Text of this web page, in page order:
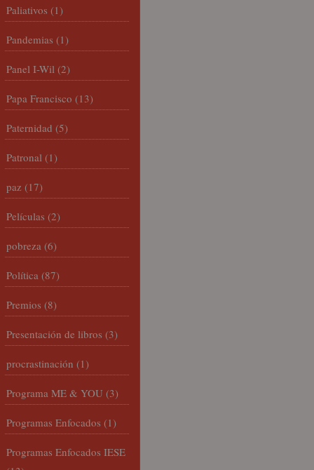
Paliativos (1)
Pandemias (1)
Panel I-Wil (2)
Papa Francisco (13)
Paternidad (5)
Patronal (1)
paz (17)
Películas (2)
pobreza (6)
Política (87)
Premios (8)
Presentación de libros (3)
procrastinación (1)
Programa ME & YOU (3)
Programas Enfocados (1)
Programas Enfocados IESE